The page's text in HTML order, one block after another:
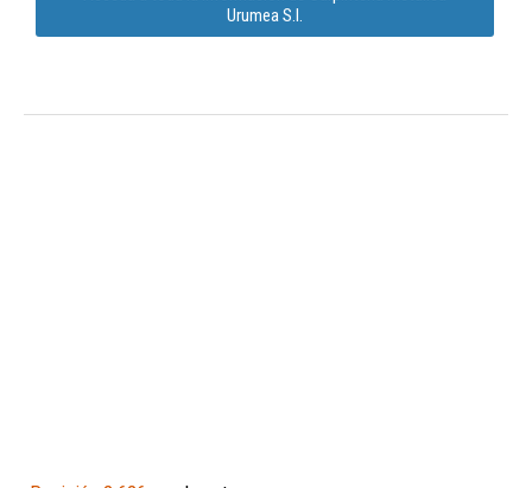
Urumea S.l.